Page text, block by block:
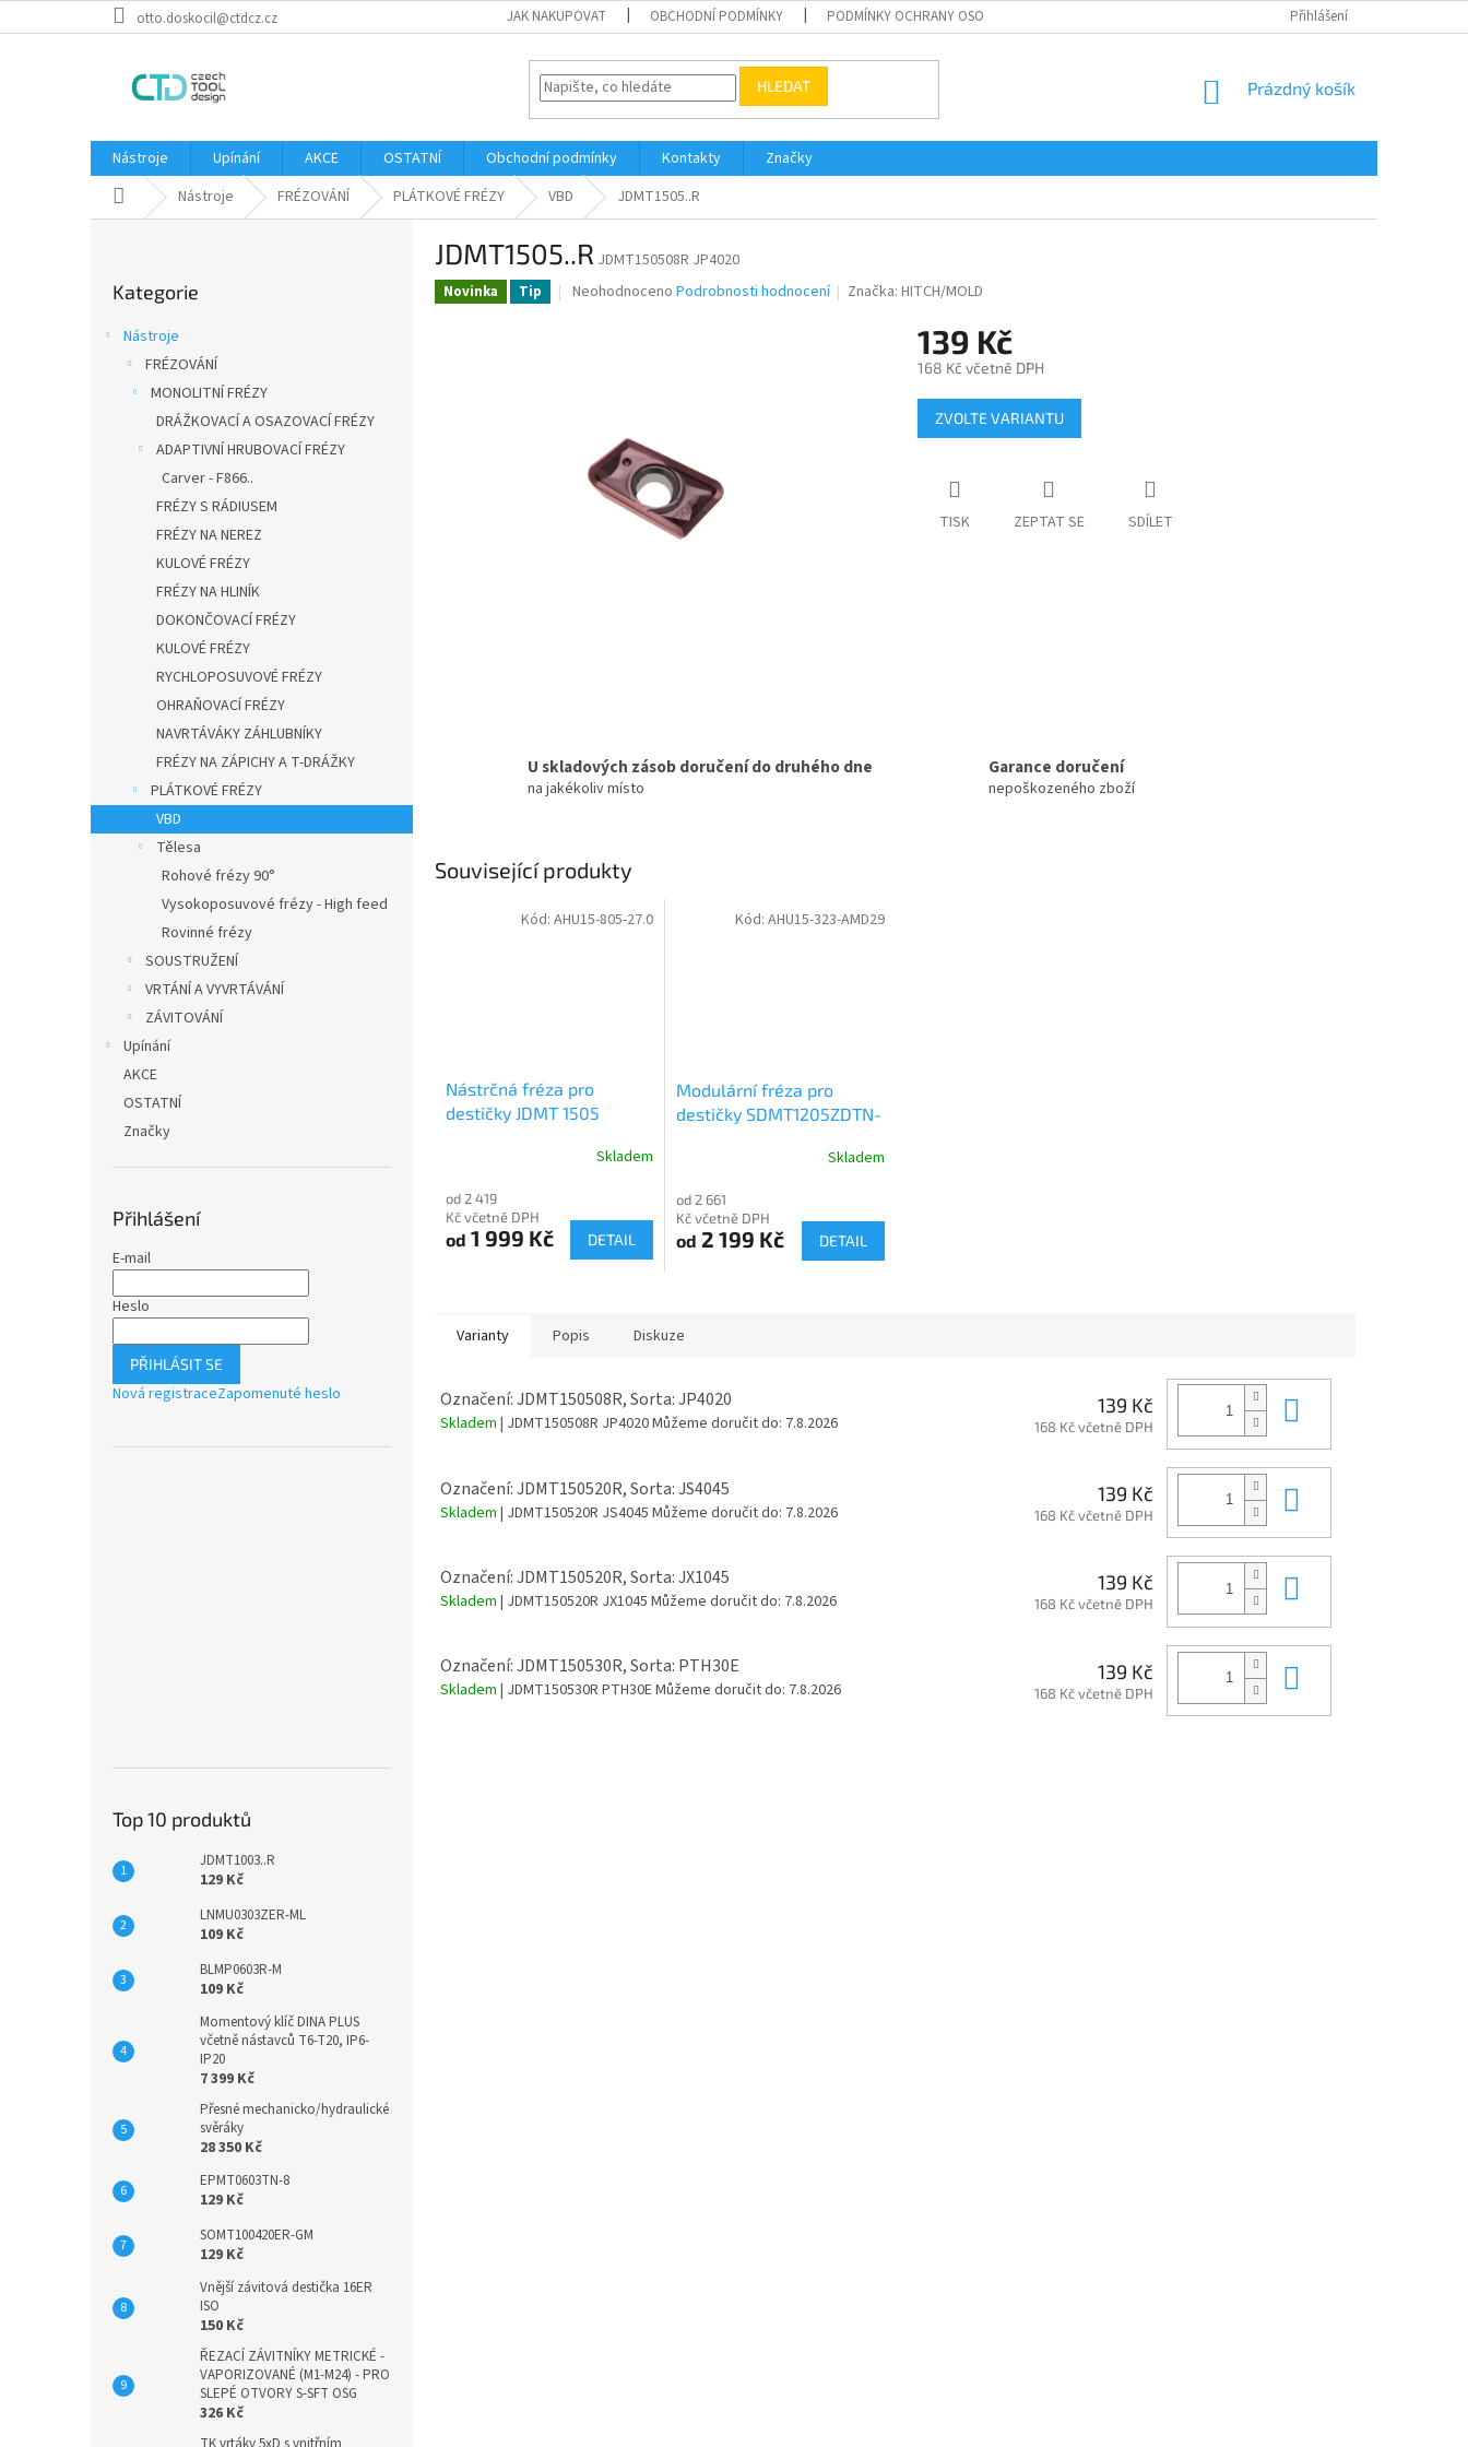
na
otto.doskocil@ctdcz.cz JAK NAKUPOVAT OBCHODNÍ PODMÍNKY PODMÍNKY OCHRANY OSOBNÍCH ÚDAJŮ Přihlášení
HLEDAT
NÁKUPNÍ
Prázdný košík
Nástroje Upínání AKCE OSTATNÍ Obchodní podmínky Kontakty
Značky
Domů Nástroje FRÉZOVÁNÍ PLÁTKOVÉ FRÉZY VBD JDMT1505..R
kategorie
Kategorie
Nástroje
FRÉZOVÁNÍ
MONOLITNÍ FRÉZY
DRÁŽKOVACÍ A OSAZOVACÍ FRÉZY
ADAPTIVNÍ HRUBOVACÍ FRÉZY
Carver - F866..
FRÉZY S RÁDIUSEM
FRÉZY NA NEREZ
KULOVÉ FRÉZY
FRÉZY NA HLINÍK
DOKONČOVACÍ FRÉZY
KULOVÉ FRÉZY
RYCHLOPOSUVOVÉ FRÉZY
OHRAŇOVACÍ FRÉZY
NAVRTÁVÁKY ZÁHLUBNÍKY
FRÉZY NA ZÁPICHY A T-DRÁŽKY
PLÁTKOVÉ FRÉZY
VBD
Tělesa
Rohové frézy 90°
Vysokoposuvové frézy - High feed
Rovinné frézy
SOUSTRUŽENÍ
VRTÁNÍ A VYVRTÁVÁNÍ
ZÁVITOVÁNÍ
Upínání
AKCE
OSTATNÍ
Značky
Přihlášení
E-mail
Heslo
PŘIHLÁSIT SE
Nová registraceZapomenuté heslo
Top 10 produktů
JDMT1003..R
129 Kč
LNMU0303ZER-ML
109 Kč
BLMP0603R-M
109 Kč
Momentový klíč DINA PLUS
včetně nástavců T6-T20, IP6-
IP20
7 399 Kč
Přesné mechanicko/hydraulické
svěráky
28 350 Kč
EPMT0603TN-8
129 Kč
SOMT100420ER-GM
129 Kč
Vnější závitová destička 16ER
ISO
150 Kč
ŘEZACÍ ZÁVITNÍKY METRICKÉ -
VAPORIZOVANÉ (M1-M24) - PRO
SLEPÉ OTVORY S-SFT OSG
326 Kč
JDMT1505..R JDMT150508R JP4020
Novinka Tip
Průměrné
hvězdiček.
Neohodnoceno Podrobnosti hodnocení Značka:HITCH/MOLD
139 Kč
168 Kč včetně DPH
Měrná
cena:
ZVOLTE VARIANTU
TISK ZEPTAT SE SDÍLET
U skladových zásob doručení do druhého dne
na jakékoliv místo
Garance doručení
nepoškozeného zboží
Související produkty
Nástrčná fréza pro
destičky JDMT 1505
Skladem
od 2 419
Kč včetně DPH
od 1 999 Kč DETAIL
Kód: AHU15-805-27.0
Modulární fréza pro
destičky SDMT1205ZDTN-
Skladem
od 2 661
Kč včetně DPH
od 2 199 Kč DETAIL
Kód: AHU15-323-AMD29
Varianty Popis Diskuze
Označení: JDMT150508R, Sorta: JP4020
Skladem | JDMT150508R JP4020Můžeme doručit do: 7.8.2026
139 Kč
168 Kč včetně DPH
Označení: JDMT150520R, Sorta: JS4045
Skladem | JDMT150520R JS4045 Můžeme doručit do: 7.8.2026
139 Kč
168 Kč včetně DPH
Označení: JDMT150520R, Sorta: JX1045
Skladem | JDMT150520R JX1045 Můžeme doručit do: 7.8.2026
139 Kč
168 Kč včetně DPH
Označení: JDMT150530R, Sorta: PTH30E
Skladem | JDMT150530R PTH30EMůžeme doručit do: 7.8.2026
139 Kč
168 Kč včetně DPH